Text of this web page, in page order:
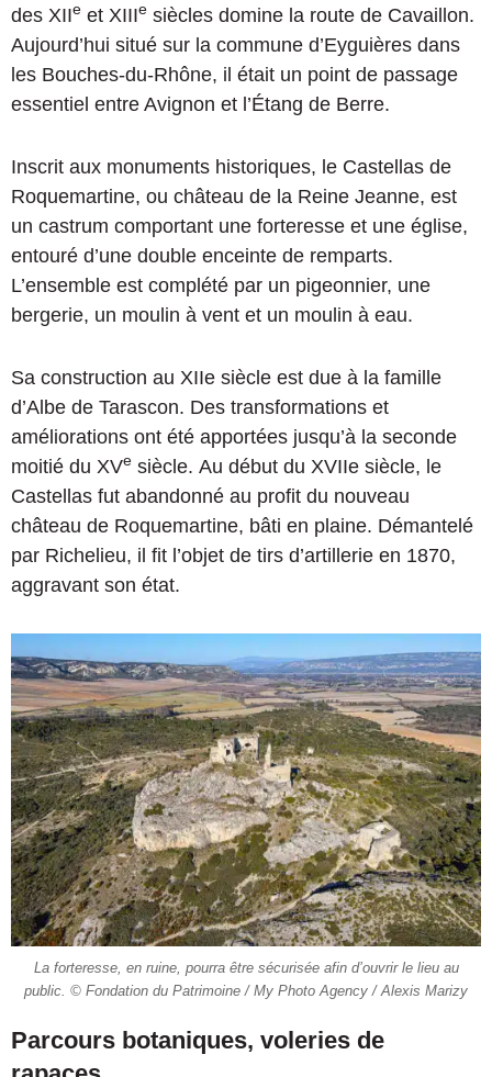
des XIIe et XIIIe siècles domine la route de Cavaillon.
Aujourd’hui situé sur la commune d’Eyguières dans
les Bouches-du-Rhône, il était un point de passage
essentiel entre Avignon et l’Étang de Berre.
Inscrit aux monuments historiques, le Castellas de
Roquemartine, ou château de la Reine Jeanne, est
un castrum comportant une forteresse et une église,
entouré d’une double enceinte de remparts.
L’ensemble est complété par un pigeonnier, une
bergerie, un moulin à vent et un moulin à eau.
Sa construction au XIIe siècle est due à la famille
d’Albe de Tarascon. Des transformations et
améliorations ont été apportées jusqu’à la seconde
moitié du XVe siècle. Au début du XVIIe siècle, le
Castellas fut abandonné au profit du nouveau
château de Roquemartine, bâti en plaine. Démantelé
par Richelieu, il fit l’objet de tirs d’artillerie en 1870,
aggravant son état.
La forteresse, en ruine, pourra être sécurisée afin d’ouvrir le lieu au
public. © Fondation du Patrimoine / My Photo Agency / Alexis Marizy
Parcours botaniques, voleries de